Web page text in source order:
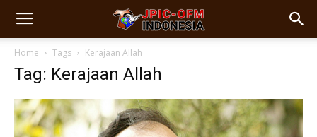
Home Tags Kerajaan Allah
Tag: Kerajaan Allah